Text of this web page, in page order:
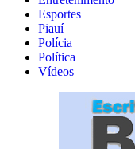
Esportes
Piauí
Polícia
Política
Vídeos